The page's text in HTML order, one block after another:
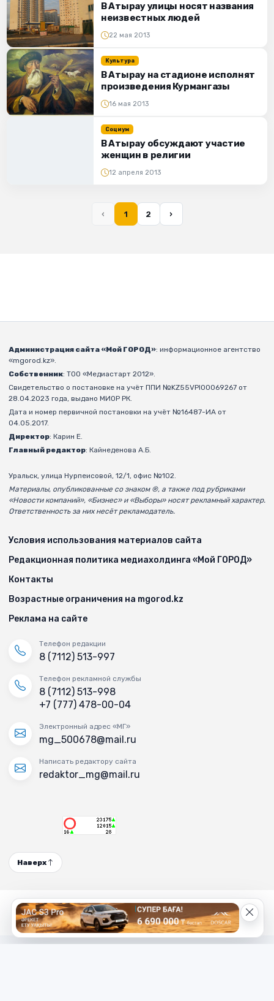
В Атырау улицы носят названия
неизвестных людей
22 мая 2013
Культура
В Атырау на стадионе исполнят
произведения Курмангазы
16 мая 2013
Социум
В Атырау обсуждают участие
женщин в религии
12 апреля 2013
‹ 1 2 ›
Администрация сайта «Мой ГОРОД»: информационное агентство
«mgorod.kz».
Собственник: ТОО «Медиастарт 2012».
Свидетельство о постановке на учёт ППИ №KZ55VPI00069267 от
28.04.2023 года, выдано МИОР РК.
Дата и номер первичной постановки на учёт №16487-ИА от
04.05.2017.
Директор: Карин Е.
Главный редактор: Кайнеденова А.Б.
Уральск, улица Нурпеисовой, 12/1, офис №102.
Материалы, опубликованные со знаком ®, а также под рубриками
«Новости компаний», «Бизнес» и «Выборы» носят рекламный характер.
Ответственность за них несёт рекламодатель.
Условия использования материалов сайта
Редакционная политика медиахолдинга «Мой ГОРОД»
Контакты
Возрастные ограничения на mgorod.kz
Реклама на сайте
Телефон редакции
8 (7112) 513-997
Телефон рекламной службы
8 (7112) 513-998
+7 (777) 478-00-04
Электронный адрес «МГ»
mg_500678@mail.ru
Написать редактору сайта
redaktor_mg@mail.ru
Наверх